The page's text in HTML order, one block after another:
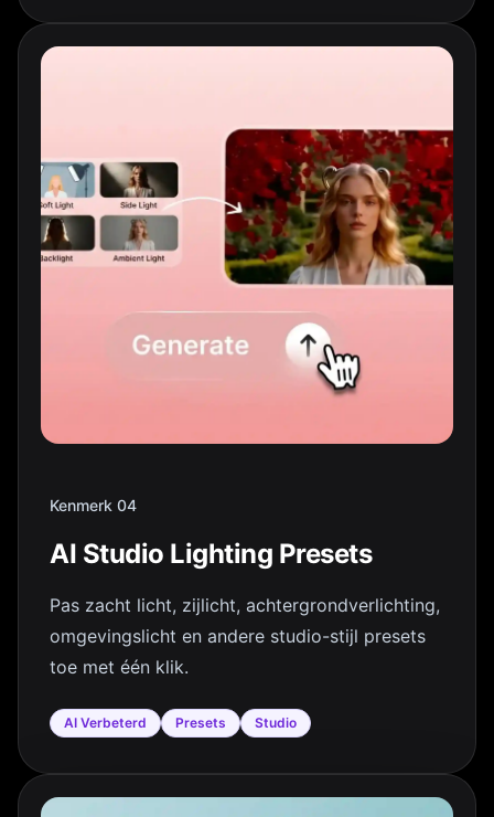
Kenmerk 04
AI Studio Lighting Presets
Pas zacht licht, zijlicht, achtergrondverlichting,
omgevingslicht en andere studio-stijl presets
toe met één klik.
AI Verbeterd Presets Studio